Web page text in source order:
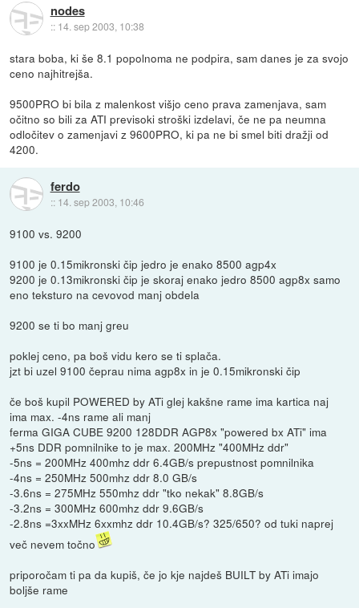
nodes
:: 14. sep 2003, 10:38
stara boba, ki še 8.1 popolnoma ne podpira, sam danes je za svojo
ceno najhitrejša.
9500PRO bi bila z malenkost višjo ceno prava zamenjava, sam
očitno so bili za ATI previsoki stroški izdelavi, če ne pa neumna
odločitev o zamenjavi z 9600PRO, ki pa ne bi smel biti dražji od
4200.
ferdo
:: 14. sep 2003, 10:46
9100 vs. 9200
9100 je 0.15mikronski čip jedro je enako 8500 agp4x
9200 je 0.13mikronski čip je skoraj enako jedro 8500 agp8x samo
eno teksturo na cevovod manj obdela
9200 se ti bo manj greu
poklej ceno, pa boš vidu kero se ti splača.
jzt bi uzel 9100 čeprau nima agp8x in je 0.15mikronski čip
če boš kupil POWERED by ATi glej kakšne rame ima kartica naj
ima max. -4ns rame ali manj
ferma GIGA CUBE 9200 128DDR AGP8x "powered bx ATi" ima
+5ns DDR pomnilnike to je max. 200MHz "400MHz ddr"
-5ns = 200MHz 400mhz ddr 6.4GB/s prepustnost pomnilnika
-4ns = 250MHz 500mhz ddr 8.0 GB/s
-3.6ns = 275MHz 550mhz ddr "tko nekak" 8.8GB/s
-3.2ns = 300MHz 600mhz ddr 9.6GB/s
-2.8ns =3xxMHz 6xxmhz ddr 10.4GB/s? 325/650? od tuki naprej
več nevem točno
priporočam ti pa da kupiš, če jo kje najdeš BUILT by ATi imajo
boljše rame